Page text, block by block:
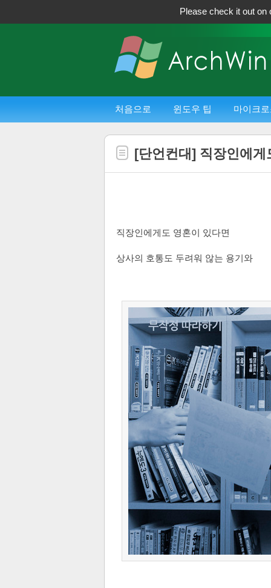
Please check it out on
처음으로 윈도우 팁 마이크
[단언컨대] 직장인에게
직장인에게도 영혼이 있다면
상사의 호통도 두려워 않는 용기와